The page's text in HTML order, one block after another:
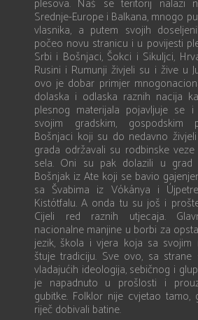
plesova. Naš se teritorij nalazi
Srednje-Europe i Balkana, mnogo
vlasnika, a putem svojih
počeo novu stranicu i u povijesti
Srbi i Bošnjaci, Šokci i Sikuljci,
Rusini i Rumunji živjeli su i žive u
ovo je dobar primjer
dolaska i odlaska raznih nacija
plesnog materijala pojavljuje se
svojim gradskim, gospodskim
Bošnjaci koji su do nedavno
grada održavali su rodbinske
sela. Oni su pak dolazili u
Bošnjak iz Ate koji se bavio
sa Švabima iz Vókánya i
Kistótfalu. A onda tu su još i
Cijeli red raznih utjecaja.
nacionalne manjine u borbi za
jezik, škola i vjera koja sa svojim
štuje tradiciju. Sve ovo, sa strane
vladajućih ideologija, sebičnog i
je napadnuto u prošlosti i
gubitke. Folklor nije cvjetao tamo,
riječ dobivali batine.